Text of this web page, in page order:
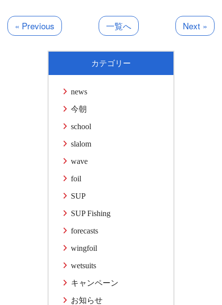
« Previous 一覧へ Next »
カテゴリー
news
今朝
school
slalom
wave
foil
SUP
SUP Fishing
forecasts
wingfoil
wetsuits
キャンペーン
お知らせ